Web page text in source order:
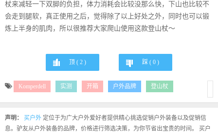
杖来减轻一下双脚的负担，体力消耗会比较没那么快，下山也比较不
会走到腿软，真正使用之后，觉得除了以上好处之外，同时也可以锻
炼上半身的肌肉，所以很推荐大家爬山使用这款登山杖～
顶 ( 2) 踩 ( 0)
Komperdell 实测 开箱 户外品牌 登山杖
声明： 买户外 定位于为广大户外爱好者提供精心挑选促销户外装备以及促销信
息。驴友从户外装备的品牌，价格进行筛选决策，为你节省出宝贵的时间。 买户